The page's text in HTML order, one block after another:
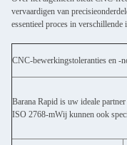
vervaardigen van
essentieel proces in verschillende
CNC-bewerkingstoleranties en -
Barana Rapid is uw ideale
ISO 2768-mWij kunnen ook